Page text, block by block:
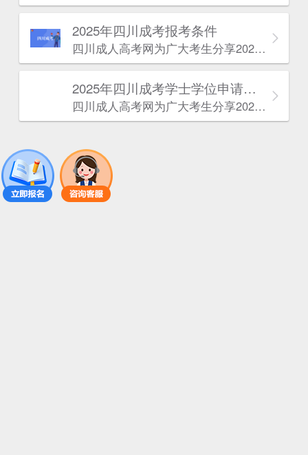
2025年‌‌‌‌四川成考报考条件
四川成人高考网​为广大考生分享2025年‌‌‌‌四川成考报考条件。为广大在职人员和社会人士提供学历提升的机会。更多四川成考考试信息，欢迎在线访问四川成人高考网。
2025年‌‌‌‌四川成考学士学位申请条件
四川成人高考网​为广大考生分享2025年‌‌‌‌四川成考学士学位申请条件。为广大在职人员和社会人士提供学历提升的机会。更多四川成考考试信息，欢迎在线访问四川成人高考网。